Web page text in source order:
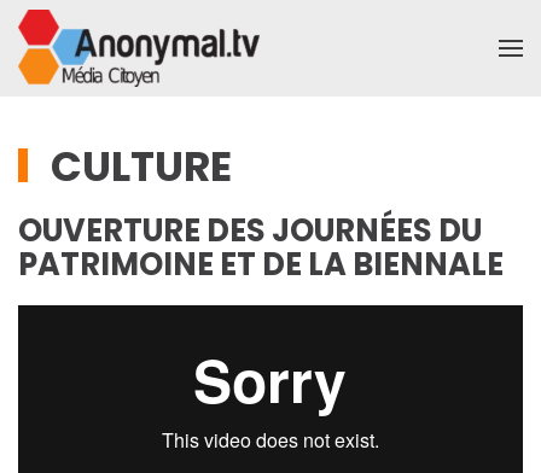
Accéder au contenu principal
CULTURE
OUVERTURE DES JOURNÉES DU
PATRIMOINE ET DE LA BIENNALE